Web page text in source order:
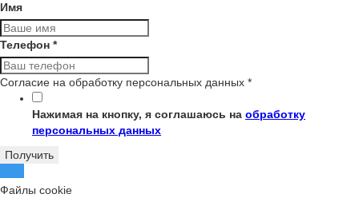
Имя
Телефон *
Согласие на обработку персональных данных *
Нажимая на кнопку, я соглашаюсь на обработку
персональных данных
Получить
Файлы cookie